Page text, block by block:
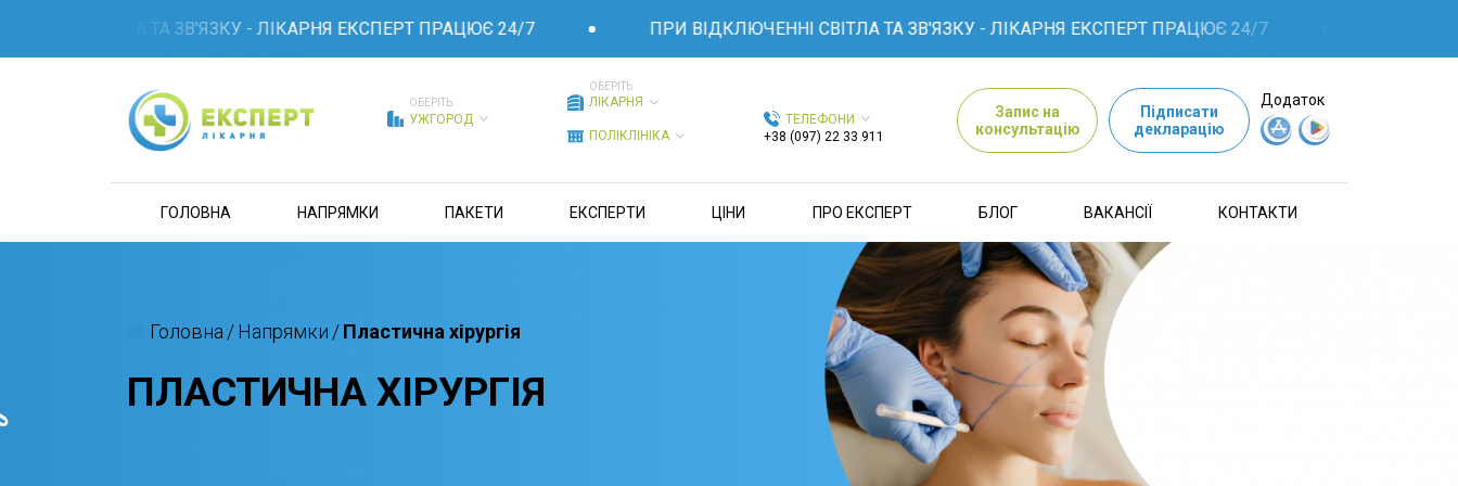
СВІТЛА ТА ЗВ'ЯЗКУ - ЛІКАРНЯ ЕКСПЕРТ ПРАЦЮЄ 24/7 ПРИ ВІДКЛЮЧЕННІ СВІТЛА ТА ЗВ'ЯЗКУ - ЛІКАРНЯ ЕКСПЕРТ ПРАЦЮЄ 24/7
ОБЕРІТЬ
УЖГОРОД
ОБЕРІТЬ
ЛІКАРНЯ
ПОЛІКЛІНІКА
ТЕЛЕФОНИ
+38 (097) 22 33 911
Запис на
консультацію
Підписати
декларацію
Додаток
ГОЛОВНА НАПРЯМКИ ПАКЕТИ ЕКСПЕРТИ ЦІНИ ПРО ЕКСПЕРТ БЛОГ ВАКАНСІЇ КОНТАКТИ
Головна /Напрямки /Пластична хірургія
ПЛАСТИЧНА ХІРУРГІЯ